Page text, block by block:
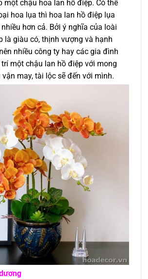
một chậu hoa lan hồ điệp. Có thể
hoa lụa thì hoa lan hồ điệp lụa
hơn cả. Bởi ý nghĩa của loài
là giàu có, thịnh vượng và hạnh
nhiều công ty hay các gia đình
trí một chậu lan hồ điệp với mong
may, tài lộc sẽ đến với mình.